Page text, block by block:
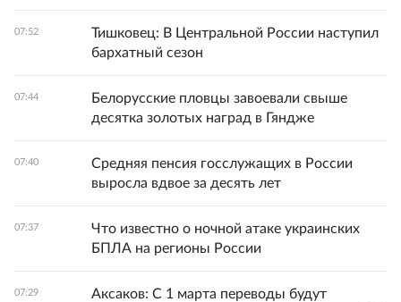
07:52
Тишковец: В Центральной России наступил
бархатный сезон
07:44
Белорусские пловцы завоевали свыше
десятка золотых наград в Гяндже
07:40
Средняя пенсия госслужащих в России
выросла вдвое за десять лет
07:37
Что известно о ночной атаке украинских
БПЛА на регионы России
07:29
Аксаков: С 1 марта переводы будут